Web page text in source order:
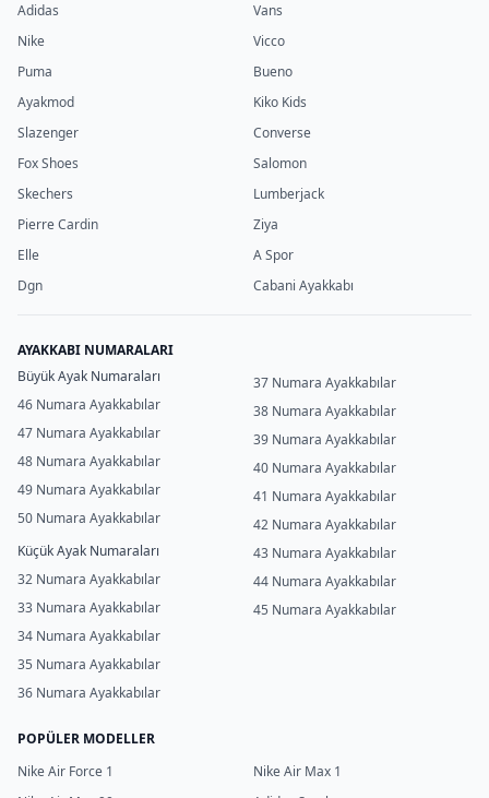
Adidas
Nike
Puma
Ayakmod
Slazenger
Fox Shoes
Skechers
Pierre Cardin
Elle
Dgn
Vans
Vicco
Bueno
Kiko Kids
Converse
Salomon
Lumberjack
Ziya
A Spor
Cabani Ayakkabı
AYAKKABI NUMARALARI
Büyük Ayak Numaraları
46 Numara Ayakkabılar
47 Numara Ayakkabılar
48 Numara Ayakkabılar
49 Numara Ayakkabılar
50 Numara Ayakkabılar
Küçük Ayak Numaraları
32 Numara Ayakkabılar
33 Numara Ayakkabılar
34 Numara Ayakkabılar
35 Numara Ayakkabılar
36 Numara Ayakkabılar
37 Numara Ayakkabılar
38 Numara Ayakkabılar
39 Numara Ayakkabılar
40 Numara Ayakkabılar
41 Numara Ayakkabılar
42 Numara Ayakkabılar
43 Numara Ayakkabılar
44 Numara Ayakkabılar
45 Numara Ayakkabılar
POPÜLER MODELLER
Nike Air Force 1
Nike Air Max 1